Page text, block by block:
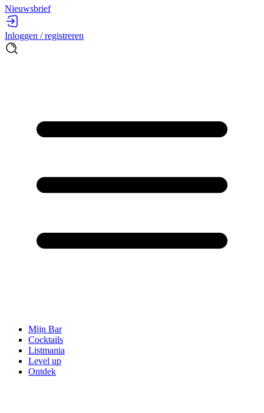
Nieuwsbrief
Inloggen / registreren
Mijn Bar
Cocktails
Listmania
Level up
Ontdek